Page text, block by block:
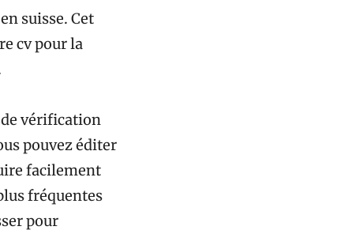
suisse. Cet
cv pour la
de vérification
pouvez éditer
facilement
fréquentes
pour